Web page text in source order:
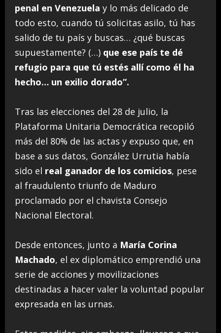
penal en Venezuela y lo más delicado de
todo esto, cuando tú solicitas asilo, tú has
salido de tu país y buscas… ¿qué buscas
supuestamente? (…) que ese país te dé
refugio para que tú estés allí como él ha
hecho… un exilio dorado”.
Tras las elecciones del 28 de julio, la
Plataforma Unitaria Democrática recopiló
más del 80% de las actas y expuso que, en
base a sus datos, González Urrutia había
sido el real ganador de los comicios, pese
al fraudulento triunfo de Maduro
proclamado por el chavista Consejo
Nacional Electoral.
Desde entonces, junto a María Corina
Machado, el ex diplomático emprendió una
serie de acciones y movilizaciones
destinadas a hacer valer la voluntad popular
expresada en las urnas.